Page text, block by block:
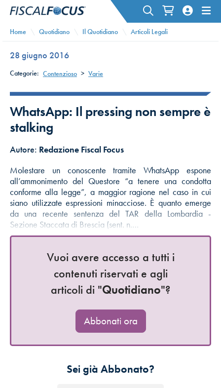
Home Quotidiano Il Quotidiano Articoli Legali
28 giugno 2016
Categorie: Contenzioso > Varie
WhatsApp: Il pressing non sempre è
stalking
Autore: Redazione Fiscal Focus
Molestare un conoscente tramite WhatsApp espone
all’ammonimento del Questore “a tenere una condotta
conforme alla legge”, a maggior ragione nel caso in cui
siano utilizzate espressioni minacciose. È quanto emerge
da una recente sentenza del TAR della Lombardia -
Sezione Staccata di Brescia (sent. n.…
Vuoi avere accesso a tutti i
contenuti riservati e agli
articoli di "Quotidiano"?
Abbonati ora
Sei già Abbonato?